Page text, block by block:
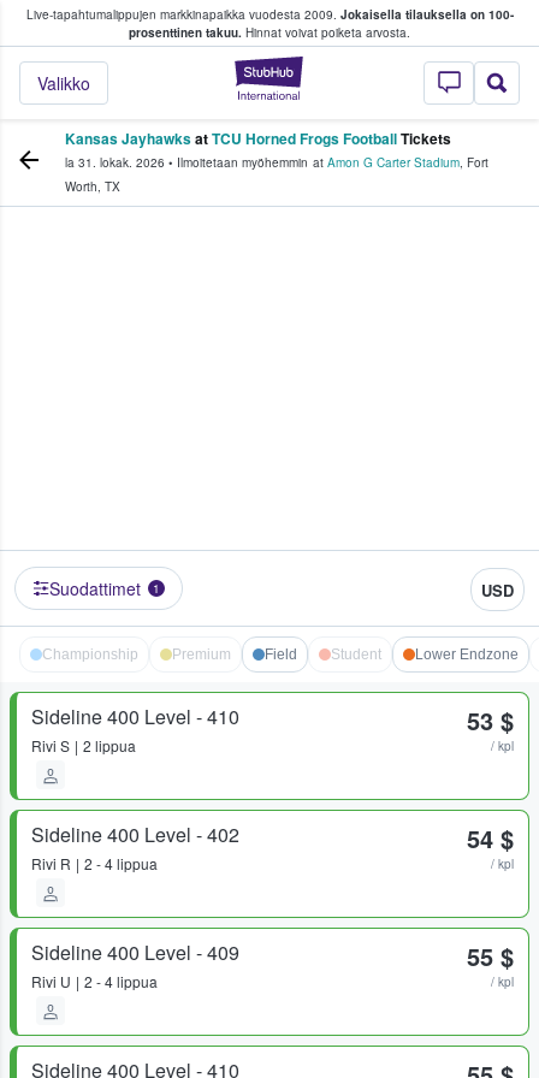
Live-tapahtumalippujen markkinapaikka vuodesta 2009. Jokaisella tilauksella on 100-
prosenttinen takuu. Hinnat voivat poiketa arvosta.
StubHub -
Valikko
fanit ostavat ja myyvät lippuja
Kansas JayhawksatTCU Horned Frogs FootballTickets
la 31. lokak. 2026 • Ilmoitetaan myöhemmin at Amon G Carter Stadium, Fort
Worth, TX
Suodattimet 1 USD
Championship Premium Field Student Lower Endzone
Sideline 400 Level - 410
Rivi S 2 lippua
53 $
/ kpl
Sideline 400 Level - 402
Rivi R 2 - 4 lippua
54 $
/ kpl
Sideline 400 Level - 409
Rivi U 2 - 4 lippua
55 $
/ kpl
Sideline 400 Level - 410